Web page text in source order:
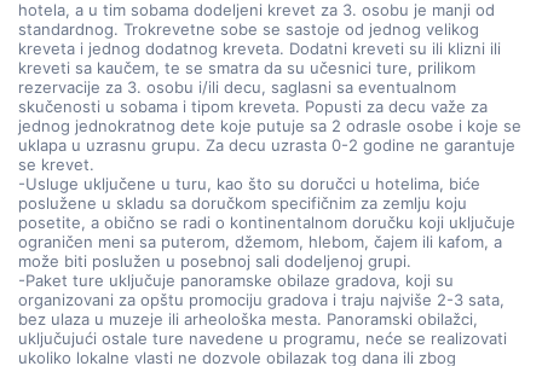
hotela, a u tim sobama dodeljeni krevet za 3. osobu je manji od
standardnog. Trokrevetne sobe se sastoje od jednog velikog
kreveta i jednog dodatnog kreveta. Dodatni kreveti su ili klizni ili
kreveti sa kaučem, te se smatra da su učesnici ture, prilikom
rezervacije za 3. osobu i/ili decu, saglasni sa eventualnom
skučenosti u sobama i tipom kreveta. Popusti za decu važe za
jednog jednokratnog dete koje putuje sa 2 odrasle osobe i koje se
uklapa u uzrasnu grupu. Za decu uzrasta 0-2 godine ne garantuje
se krevet.
-Usluge uključene u turu, kao što su doručci u hotelima, biće
poslužene u skladu sa doručkom specifičnim za zemlju koju
posetite, a obično se radi o kontinentalnom doručku koji uključuje
ograničen meni sa puterom, džemom, hlebom, čajem ili kafom, a
može biti poslužen u posebnoj sali dodeljenoj grupi.
-Paket ture uključuje panoramske obilaze gradova, koji su
organizovani za opštu promociju gradova i traju najviše 2-3 sata,
bez ulaza u muzeje ili arheološka mesta. Panoramski obilažci,
uključujući ostale ture navedene u programu, neće se realizovati
ukoliko lokalne vlasti ne dozvole obilazak tog dana ili zbog